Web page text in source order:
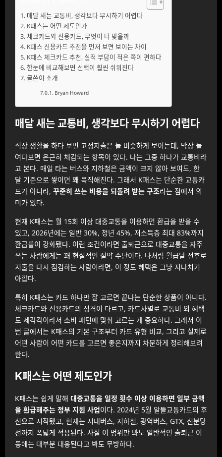
매달 새는 교통비, 생각보다 무시하기 어렵다
K패스는 어떤 제도인가
체크카드와 신용카드, 무엇이 더 맞을까
K패스 신용카드 추천을 먼저 보면 보이는 차이
K패스 체크카드 추천, 실적 부담이 적은 쪽이 편하다
한눈에 비교해보면 선택이 훨씬 쉬워진다
글쓴이 소개
Bryan Howard
매달 새는 교통비, 생각보다 무시하기 어렵다
직장 생활을 하다 보면 고정지출은 늘 비슷하게 보이는데, 막상 들
여다보면 은근히 체감되는 항목이 있다. 나는 그중 하나가 교통비라
고 본다. 매일 타는 버스와 지하철은 금액이 크지 않아 보여도, 한
달 기준으로 쌓이면 꽤 묵직해진다. 그래서 K패스는 단순한 교통카
드가 아니라, 꾸준히 쓰는 비용을 되돌려 받는 구조라는 점에서 의
미가 있다.
현재 K패스는 월 15회 이상 대중교통을 이용하면 환급을 받을 수
있고, 2026년에는 일반 30%, 청년 45%, 저소득층 최대 83%까지
환급률이 강화됐다. 이런 조건이라면 출퇴근으로 대중교통을 자주
쓰는 사람에게는 꽤 현실적인 절약 수단이다. 나처럼 월급날 전후로
지출을 다시 점검하는 사람이라면, 이 정도 혜택은 그냥 지나치기
아깝다.
특히 K패스는 카드 하나만 잘 고르면 끝나는 단순한 상품이 아니다.
체크카드와 신용카드의 성격이 다르고, 카드사별로 교통비 외 혜택
도 제각각이라서 소비 패턴에 맞춰 고르는 게 중요하다. 그래서 이
번 글에서는 K패스의 기본 구조부터 카드 유형 비교, 그리고 실제로
어떤 사람이 어떤 카드를 고르면 좋은지까지 차분하게 정리해보려
한다.
K패스는 어떤 제도인가
K패스는 쉽게 말해 대중교통을 일정 횟수 이상 이용하면 일부 금액
을 환급해주는 정부 지원 사업이다. 2024년 5월 알뜰교통카드의 후
신으로 시작됐고, 현재는 시내버스, 지하철, 광역버스, GTX, 신분당
선까지 폭넓게 적용된다. 사실 이 범위만 봐도 일반적인 출퇴근 이
동에는 대부분 대응된다고 봐도 무방하다.